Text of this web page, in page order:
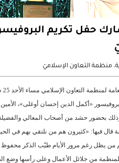
حفل تكريم
، منظمة التعاون الإسلاميّ
«أكمل الدين إحسان أوغلى»، الأمين
بحضور حشد من أصحاب المعالي
قال فيها: «كثيرون هم من نلتقي بهم في
من يظل رغم مرور الأيام طيّب الذكر
من جلائل الأعمال وعلى رأسها